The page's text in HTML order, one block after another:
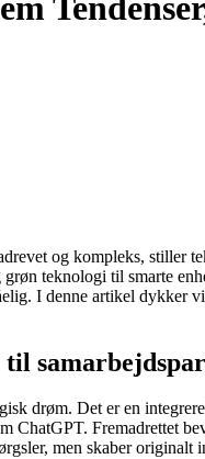
og kompleks, stiller
teknologi til smarte
I denne artikel dykker
til
drøm. Det er en
ChatGPT. Fremadrettet
men skaber